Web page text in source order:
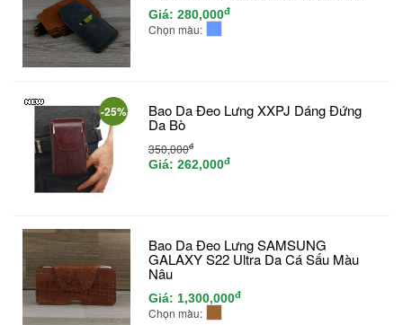
Giá: 280,000đ
Chọn màu:
-25% Bao Da Đeo Lưng XXPJ Dáng Đứng
Da Bò
350,000đ
Giá: 262,000đ
Bao Da Đeo Lưng SAMSUNG
GALAXY S22 Ultra Da Cá Sấu Màu
Nâu
Giá: 1,300,000đ
Chọn màu: